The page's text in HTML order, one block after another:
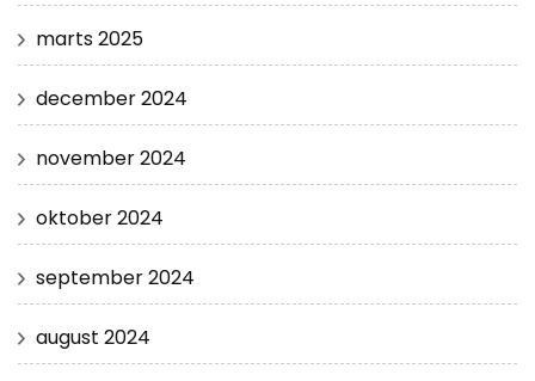
marts 2025
december 2024
november 2024
oktober 2024
september 2024
august 2024